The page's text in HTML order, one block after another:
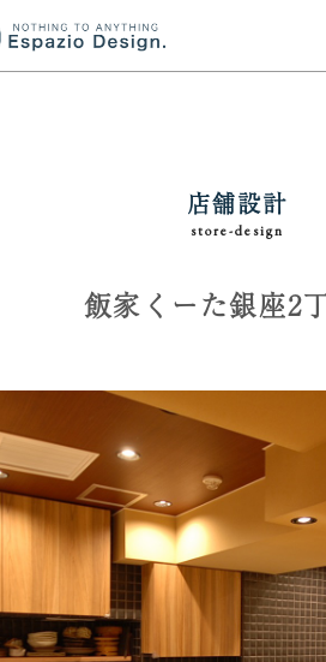
店舗設計
store-design
飯家くーた銀座2